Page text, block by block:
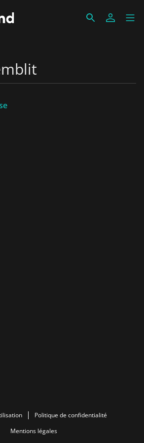
Politique de confidentialité
Mentions légales